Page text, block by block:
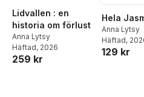
Lidvallen : en
historia om förlust
Anna Lytsy
Häftad, 2026
259 kr
Hela
Anna Lytsy
Häftad,
129 kr